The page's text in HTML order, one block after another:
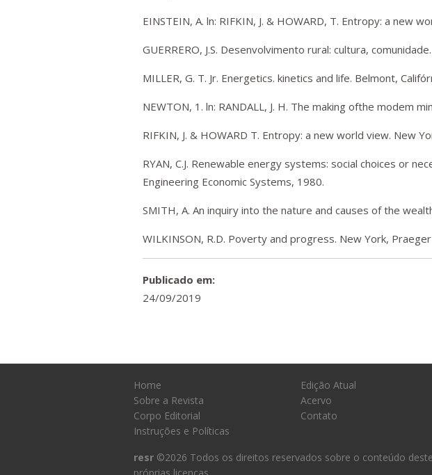
EINSTEIN, A. ln: RIFKIN, J. & HOWARD, T. Entropy: a new
GUERRERO, J.S. Desenvolvimento rural: cultura,
MILLER, G. T. Jr. Energetics. kinetics and life. Belmont,
NEWTON, 1. ln: RANDALL, J. H. The making ofthe modem
RIFKIN, J. & HOWARD T. Entropy: a new world view. New
RYAN, C.J. Renewable energy systems: social choices or
Engineering Economic Systems, 1980.
SMITH, A. An inquiry into the nature and causes of the
WILKINSON, R.D. Poverty and progress. New York,
Publicado em:
24/09/2019
Home
Sobre a Revista
Corpo Editorial
Instruções e Políticas
Edição Atual
Acervo
Contato
resr ©2026 Todos os direitos reservados sobre o conteúdo